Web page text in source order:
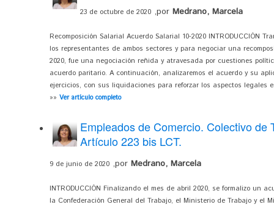
23 de octubre de 2020 ,por Medrano, Marcela
Recomposición Salarial Acuerdo Salarial 10-2020 INTRODUCCIÓN
los representantes de ambos sectores y para negociar una
2020, fue una negociación reñida y atravesada por cuestiones
acuerdo paritario. A continuación, analizaremos el acuerdo y su
ejercicios, con sus liquidaciones para reforzar los aspectos legales
»» Ver artículo completo
Empleados de Comercio. Colectivo de
Artículo 223 bis LCT.
9 de junio de 2020 ,por Medrano, Marcela
INTRODUCCIÓN Finalizando el mes de abril 2020, se formalizo un
la Confederación General del Trabajo, el Ministerio de Trabajo y el